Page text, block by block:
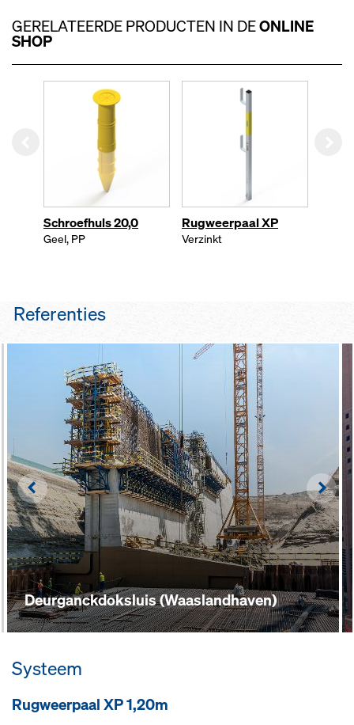
behoeften en bespaart de
voorraad van allerlei types
door geïntegreerde onderdelen,
GERELATEERDE PRODUCTEN IN DEONLINE
SHOP
Schroefhuls 20,0
Geel, PP
Rugweerpaal XP
Verzinkt
Referenties
Deurganckdoksluis (Waaslandhaven)
Left
Systeem
Rugweerpaal XP 1,20m